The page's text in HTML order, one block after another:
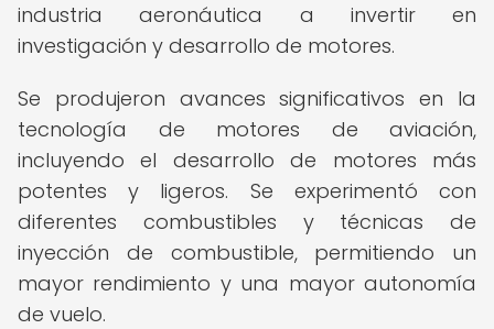
industria aeronáutica a invertir en
investigación y desarrollo de motores.
Se produjeron avances significativos en la
tecnología de motores de aviación,
incluyendo el desarrollo de motores más
potentes y ligeros. Se experimentó con
diferentes combustibles y técnicas de
inyección de combustible, permitiendo un
mayor rendimiento y una mayor autonomía
de vuelo.